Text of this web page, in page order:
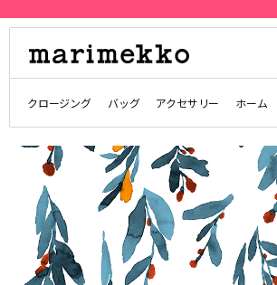
クロージング バッグ アクセサリー ホーム